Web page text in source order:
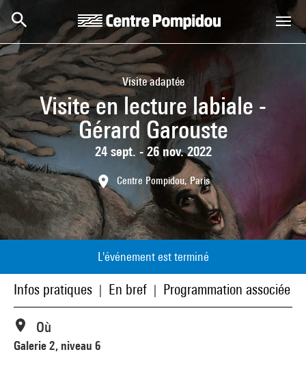
Aller au contenu principal
Visite adaptée
Visite en lecture labiale -
Gérard Garouste
24 sept. - 26 nov. 2022
Centre Pompidou, Paris
L'événement est terminé
Infos pratiques En bref Programmation associée
Où
Galerie 2, niveau 6